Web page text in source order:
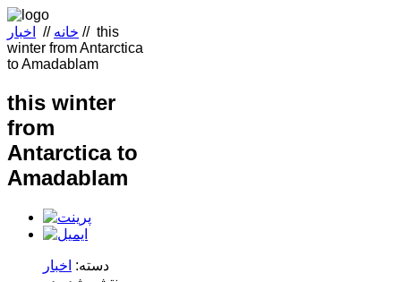
خانه // اخبار // this
winter from Antarctica
to Amadablam
this winter
from
Antarctica to
Amadablam
دسته: اخبار